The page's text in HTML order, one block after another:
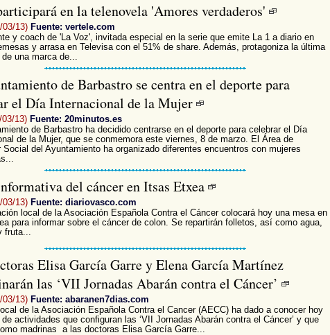
en la telenovela 'Amores verdaderos'
03/13) Fuente: vertele.com
y coach de 'La Voz', invitada especial en la serie que emite La 1 a diario en
y arrasa en Televisa con el 51% de share. Además, protagoniza la última
una marca de...
de Barbastro se centra en el deporte para
el Día Internacional de la Mujer
03/13) Fuente: 20minutos.es
de Barbastro ha decidido centrarse en el deporte para celebrar el Día
de la Mujer, que se conmemora este viernes, 8 de marzo. El Área de
Social del Ayuntamiento ha organizado diferentes encuentros con mujeres
del cáncer en Itsas Etxea
03/13) Fuente: diariovasco.com
local de la Asociación Española Contra el Cáncer colocará hoy una mesa en
para informar sobre el cáncer de colon. Se repartirán folletos, así como agua,
fruta...
Elisa García Garre y Elena García Martínez
las ‘VII Jornadas Abarán contra el Cáncer’
03/13) Fuente: abaranen7dias.com
de la Asociación Española Contra el Cancer (AECC) ha dado a conocer hoy
actividades que configuran las ‘VII Jornadas Abarán contra el Cáncer’ y que
madrinas a las doctoras Elisa García Garre...